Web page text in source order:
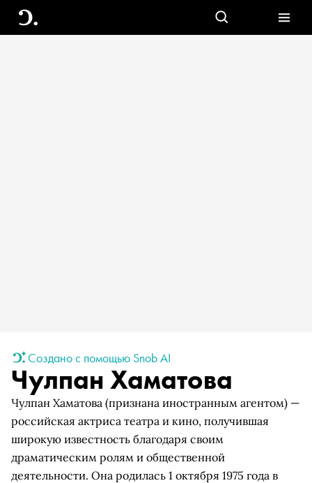
Создано с помощью Snob AI
Чулпан Хаматова
Чулпан Хаматова (признана иностранным агентом) —
российская актриса театра и кино, получившая
широкую известность благодаря своим
драматическим ролям и общественной
деятельности. Она родилась 1 октября 1975 года в